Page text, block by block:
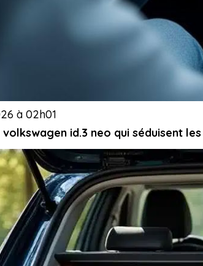
id.3 neo qui séduisent
à 02h01